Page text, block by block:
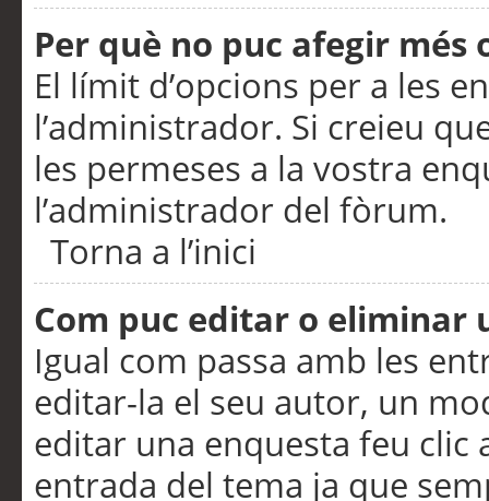
Per què no puc afegir més
El límit d’opcions per a les
l’administrador. Si creieu
les permeses a la vostra
l’administrador del fòrum.
Torna a l’inici
Com puc editar o eliminar
Igual com passa amb les
editar-la el seu autor, un
editar una enquesta feu clic
entrada del tema ja que